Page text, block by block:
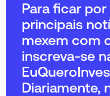
Para ficar
principais
mexem com
inscreva-se
Diariamente,